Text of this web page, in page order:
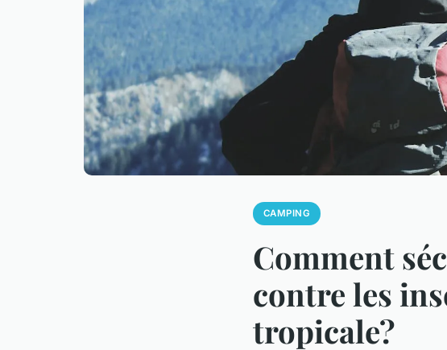
CAMPING
Comment
contre les
tropicale?